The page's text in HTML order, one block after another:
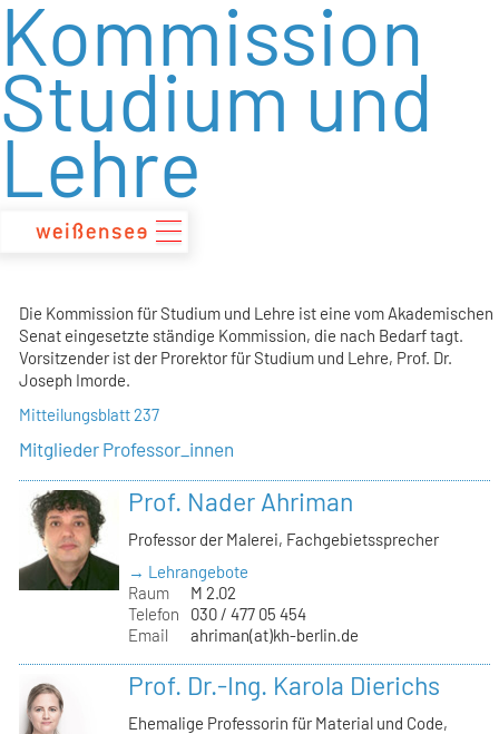
zum
Inhalt
Kommission
Studium und
Lehre
Die Kommission für Studium und Lehre ist eine vom Akademischen
Senat eingesetzte ständige Kommission, die nach Bedarf tagt.
Vorsitzender ist der Prorektor für Studium und Lehre, Prof. Dr.
Joseph Imorde.
Mitteilungsblatt 237
Mitglieder Professor_innen
Prof. Nader Ahriman
Professor der Malerei, Fachgebietssprecher
→ Lehrangebote
Raum
M 2.02
Telefon
030 / 477 05 454
Email
ahriman(at)kh-berlin.de
Prof. Dr.-Ing. Karola Dierichs
Ehemalige Professorin für Material und Code,